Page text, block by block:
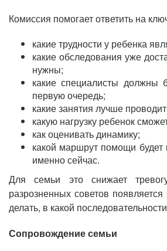
Комиссия помогает ответить на
какие трудности у ребенка
какие обследования уже
нужны;
какие специалисты должны
первую очередь;
какие занятия лучше
какую нагрузку ребенок
как оценивать динамику;
какой маршрут помощи
именно сейчас.
Для семьи это снижает
разрозненных советов
делать, в какой
Сопровождение семьи